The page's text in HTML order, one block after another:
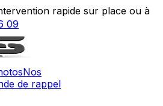
rapide sur place ou à
09
Nos
de rappel